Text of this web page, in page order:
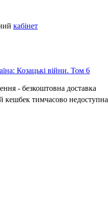
кабінет
Козацькі війни. Том 6
- безкоштовна доставка
кешбек тимчасово недоступна